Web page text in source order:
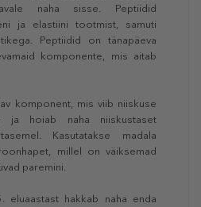
naha sisse. Peptiidid
ja elastiini tootmist, samuti
Peptiidid on tänapäeva
komponente, mis aitab
komponent, mis viib niiskuse
ja hoiab naha niiskustaset
Kasutatakse madala
millel on väiksemad
paremini.
eluaastast hakkab naha enda